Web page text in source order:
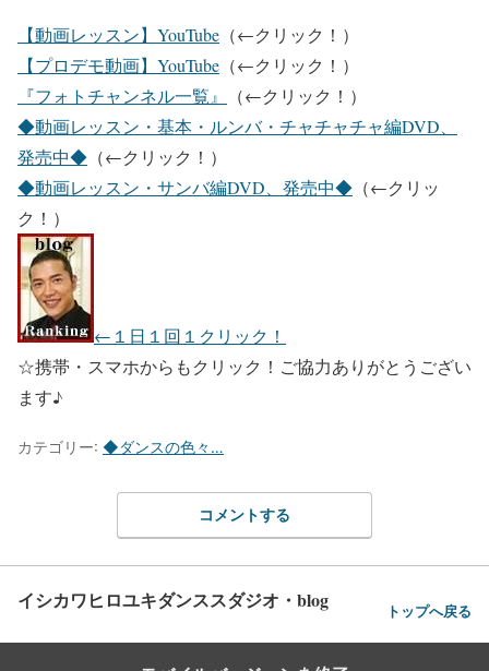
【動画レッスン】YouTube （←クリック！）
【プロデモ動画】YouTube （←クリック！）
『フォトチャンネル一覧』
（←クリック！）
◆動画レッスン・基本・ルンバ・チャチャチャ編DVD、
発売中◆ （←クリック！）
◆動画レッスン・サンバ編DVD、発売中◆ （←クリッ
ク！）
←１日１回１クリック！
☆携帯・スマホからもクリック！ご協力ありがとうござい
ます♪
カテゴリー: ◆ダンスの色々…
コメントする
イシカワヒロユキダンススダジオ・blog トップへ戻る